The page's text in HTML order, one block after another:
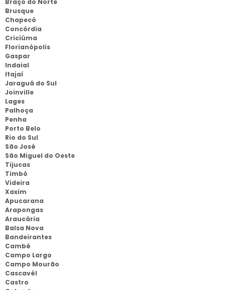
Braço do Norte
Brusque
Chapecó
Concórdia
Criciúma
Florianópolis
Gaspar
Indaial
Itajaí
Jaraguá do Sul
Joinville
Lages
Palhoça
Penha
Porto Belo
Rio do Sul
São José
São Miguel do Oeste
Tijucas
Timbó
Videira
Xaxim
Apucarana
Arapongas
Araucária
Balsa Nova
Bandeirantes
Cambé
Campo Largo
Campo Mourão
Cascavél
Castro